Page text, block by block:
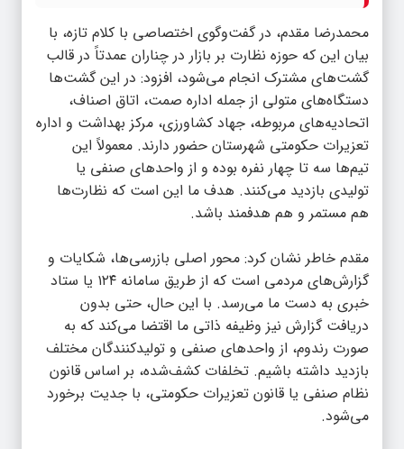
محمدرضا مقدم، در گفت‌وگوی اختصاصی با کلام تازه، با
بیان این که حوزه نظارت بر بازار در چناران عمدتاً در قالب
گشت‌های مشترک انجام می‌شود، افزود: در این گشت‌ها
دستگاه‌های متولی از جمله اداره صمت، اتاق اصناف،
اتحادیه‌های مربوطه، جهاد کشاورزی، مرکز بهداشت و اداره
تعزیرات حکومتی شهرستان حضور دارند. معمولاً این
تیم‌ها سه تا چهار نفره بوده و از واحدهای صنفی یا
تولیدی بازدید می‌کنند. هدف ما این است که نظارت‌ها
هم مستمر و هم هدفمند باشد.
مقدم خاطر نشان کرد: محور اصلی بازرسی‌ها، شکایات و
گزارش‌های مردمی است که از طریق سامانه ۱۲۴ یا ستاد
خبری به دست ما می‌رسد. با این حال، حتی بدون
دریافت گزارش نیز وظیفه ذاتی ما اقتضا می‌کند که به
صورت رندوم، از واحدهای صنفی و تولیدکنندگان مختلف
بازدید داشته باشیم. تخلفات کشف‌شده، بر اساس قانون
نظام صنفی یا قانون تعزیرات حکومتی، با جدیت برخورد
می‌شود.